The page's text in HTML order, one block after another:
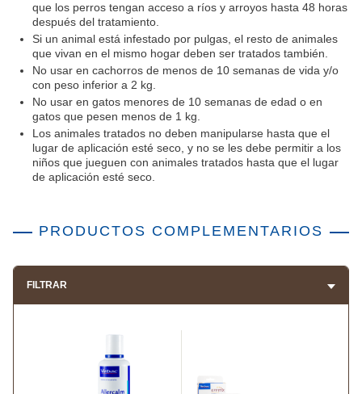
que los perros tengan acceso a ríos y arroyos hasta 48 horas
después del tratamiento.
Si un animal está infestado por pulgas, el resto de animales
que vivan en el mismo hogar deben ser tratados también.
No usar en cachorros de menos de 10 semanas de vida y/o
con peso inferior a 2 kg.
No usar en gatos menores de 10 semanas de edad o en
gatos que pesen menos de 1 kg.
Los animales tratados no deben manipularse hasta que el
lugar de aplicación esté seco, y no se les debe permitir a los
niños que jueguen con animales tratados hasta que el lugar
de aplicación esté seco.
PRODUCTOS COMPLEMENTARIOS
FILTRAR